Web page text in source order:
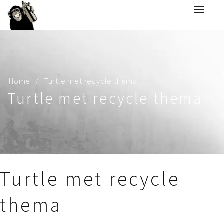
Home Turtle met recycle thema
Turtle met recycle thema
Turtle met recycle
thema